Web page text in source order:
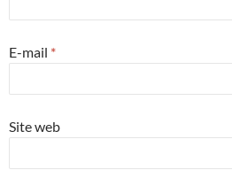
E-mail *
Site web